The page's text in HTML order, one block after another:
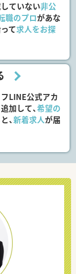
ていない非公
職のプロがあな
て求人をお探
LINE公式アカ
加して、希望の
、新着求人が届